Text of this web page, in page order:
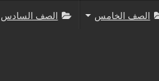
الصف الخامس الصف السادس